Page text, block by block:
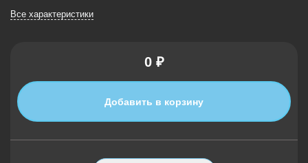
Все характеристики
0 ₽
Добавить в корзину